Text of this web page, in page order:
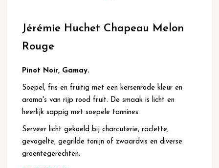
het
van
afbeeldingen-
Jérémie Huchet Chapeau Melon
Rouge
Pinot Noir, Gamay.
Soepel, fris en fruitig met een kersenrode kleur en
aroma's van rijp rood fruit. De smaak is licht en
heerlijk sappig met soepele tannines.
Serveer licht gekoeld bij charcuterie, raclette,
gevogelte, gegrilde tonijn of zwaardvis en diverse
groentegerechten.